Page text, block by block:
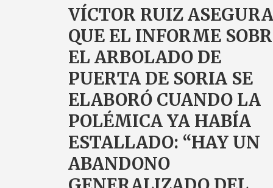
VÍCTOR RUIZ ASEGURA
QUE EL INFORME
EL ARBOLADO DE
PUERTA DE SORIA SE
ELABORÓ CUANDO LA
POLÉMICA YA HABÍA
ESTALLADO: “HAY UN
ABANDONO